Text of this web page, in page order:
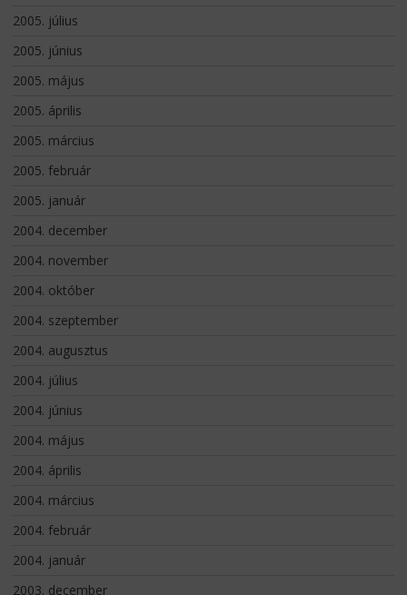
2005. július
2005. június
2005. május
2005. április
2005. március
2005. február
2005. január
2004. december
2004. november
2004. október
2004. szeptember
2004. augusztus
2004. július
2004. június
2004. május
2004. április
2004. március
2004. február
2004. január
2003. december